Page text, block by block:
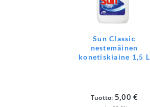
Sun Classic
nestemäinen
konetiskiaine 1,5 L
Tuotto: 5,00 €